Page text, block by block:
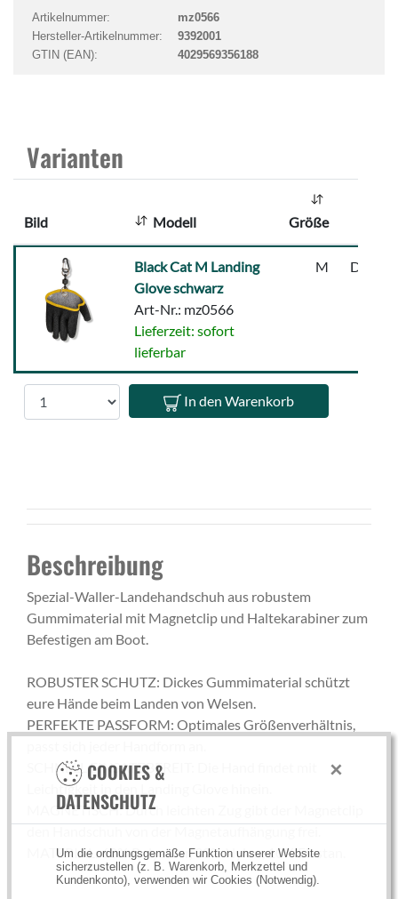
COOKIES &
DATENSCHUTZ
×
Um die ordnungsgemäße Funktion unserer Website
sicherzustellen (z. B. Warenkorb, Merkzettel und
Kundenkonto), verwenden wir Cookies (Notwendig).
d
u
k
a
h
:
Artikelnummer:
mz0566
Hersteller-Artikelnummer:
9392001
GTIN (EAN):
4029569356188
Varianten
Bild Modell Größe
Landing
schwarz
Black Cat M Landing
Glove schwarz
Art-Nr.: mz0566
Lieferzeit: sofort
lieferbar
M
In den Warenkorb
Beschreibung
Spezial-Waller-Landehandschuh aus robustem
Gummimaterial mit Magnetclip und Haltekarabiner zum
Befestigen am Boot.
ROBUSTER SCHUTZ: Dickes Gummimaterial schützt
eure Hände beim Landen von Welsen.
PERFEKTE PASSFORM: Optimales Größenverhältnis,
SCHNELL EINSATZBEREIT: Die Hand findet mit
Leichtigkeit in den Landing Glove hinein.
MAGNETISCH: Durch leichten Zug gibt der Magnetclip
MATERIAL: 60% Polyester, 30% Nylon, 10% Elastan.